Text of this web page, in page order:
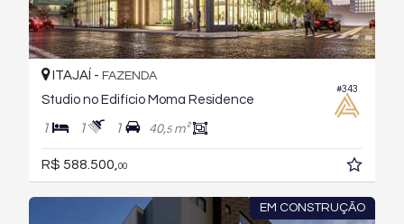
#343
ITAJAÍ - FAZENDA
Studio no Edifício Moma Residence
1 1 1 40,5m²
R$ 588.500, 00
EM CONSTRUÇÃO